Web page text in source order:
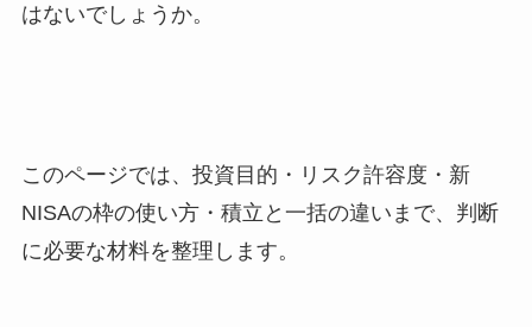
はないでしょうか。
このページでは、投資目的・リスク許容度・新
NISAの枠の使い方・積立と一括の違いまで、判断
に必要な材料を整理します。